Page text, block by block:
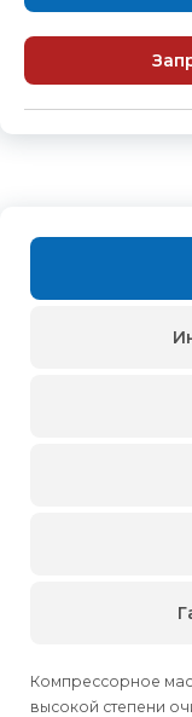
Компрессорное
высокой степени